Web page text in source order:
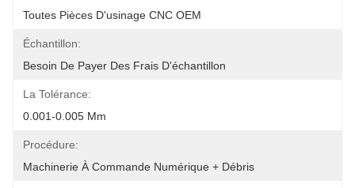
Toutes Pièces D'usinage CNC OEM
Échantillon:
Besoin De Payer Des Frais D'échantillon
La Tolérance:
0.001-0.005 Mm
Procédure:
Machinerie À Commande Numérique + Débris